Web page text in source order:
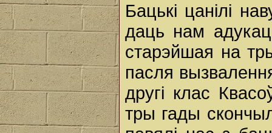
Бацькі цанілі
даць нам
старэйшая на
пасля
другі клас
тры гады